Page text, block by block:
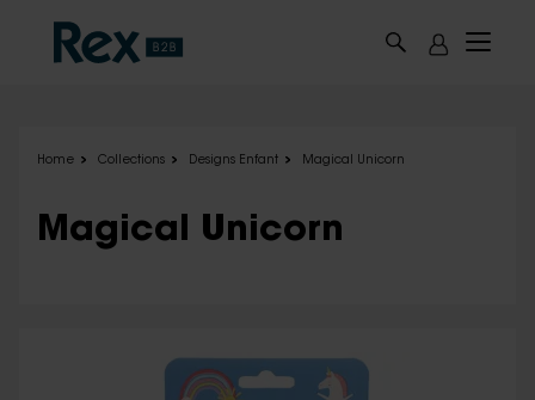
Home Collections Designs Enfant Magical Unicorn
Magical Unicorn